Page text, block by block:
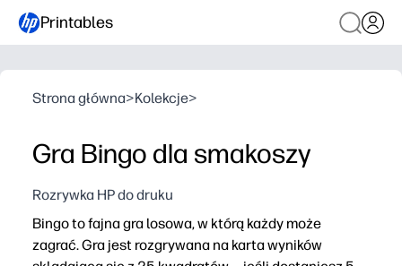
Printables
Strona główna>Kolekcje>
Gra Bingo dla smakoszy
Rozrywka HP do druku
Bingo to fajna gra losowa, w którą każdy może
zagrać. Gra jest rozgrywana na karta wyników